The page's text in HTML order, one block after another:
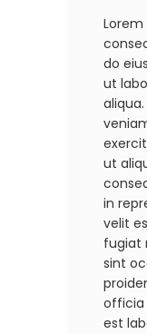
do
ut
ut
in
velit
fugiat
sint
officia
est